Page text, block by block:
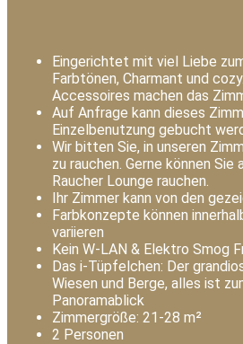
Eingerichtet mit viel Liebe
Farbtönen, Charmant und
Accessoires machen das
Auf Anfrage kann dieses
Einzelbenutzung gebucht
Wir bitten Sie, in unseren
zu rauchen. Gerne können Sie
Raucher Lounge rauchen.
Ihr Zimmer kann von den
Farbkonzepte können
variieren
Kein W-LAN & Elektro Smog
Das i-Tüpfelchen: Der
Wiesen und Berge, alles ist
Panoramablick
Zimmergröße: 21-28 m²
2 Personen